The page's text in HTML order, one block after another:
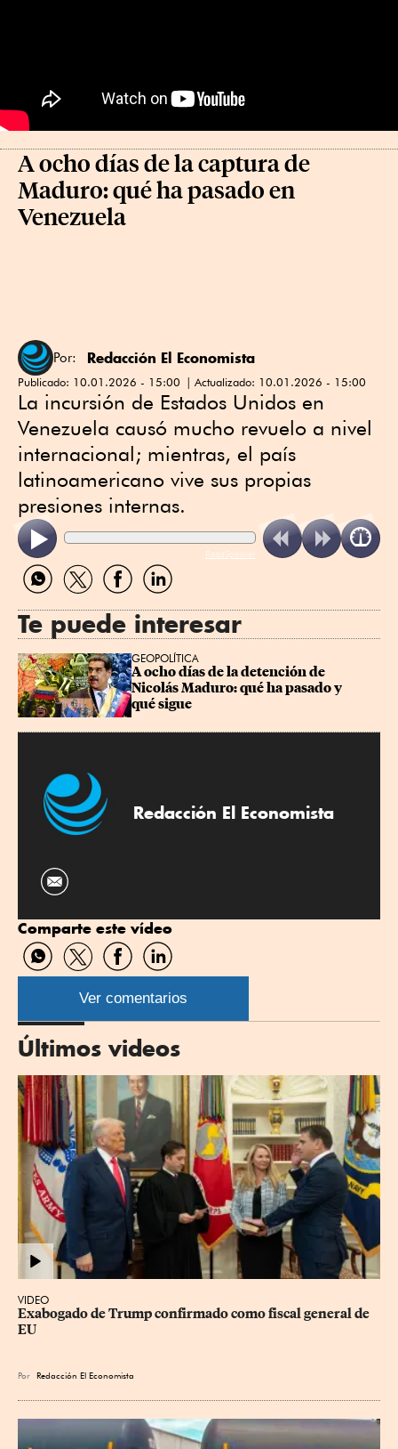
A ocho días de la captura de
Maduro: qué ha pasado en
Venezuela
Por: Redacción El Economista
Publicado: 10.01.2026 - 15:00 Actualizado: 10.01.2026 - 15:00
La incursión de Estados Unidos en
Venezuela causó mucho revuelo a nivel
internacional; mientras, el país
latinoamericano vive sus propias
presiones internas.
ReadSpeaker
Compartir
por
Compartir
por
Compartir
por
Compartir
por
Te puede interesar
GEOPOLÍTICA
A ocho días de la detención de
Nicolás Maduro: qué ha pasado y
qué sigue
Redacción El Economista
Comparte este vídeo
Compartir
por
WhatsApp
Compartir
por
Twitter
Compartir
por
Facebook
Compartir
por
Linkedin
Ver comentarios
Últimos videos
VIDEO
Exabogado de Trump confirmado como fiscal general de
EU
Por Redacción El Economista